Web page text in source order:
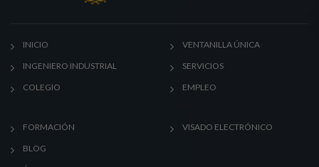
INICIO
INGENIERO INDUSTRIAL
COLEGIO
VENTANILLA ÚNICA
SERVICIOS
EMPLEO
FORMACIÓN
BLOG
VISADO ELECTRÓNICO